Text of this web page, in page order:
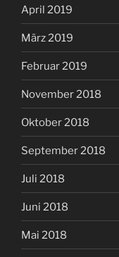
April 2019
März 2019
Februar 2019
November 2018
Oktober 2018
September 2018
Juli 2018
Juni 2018
Mai 2018